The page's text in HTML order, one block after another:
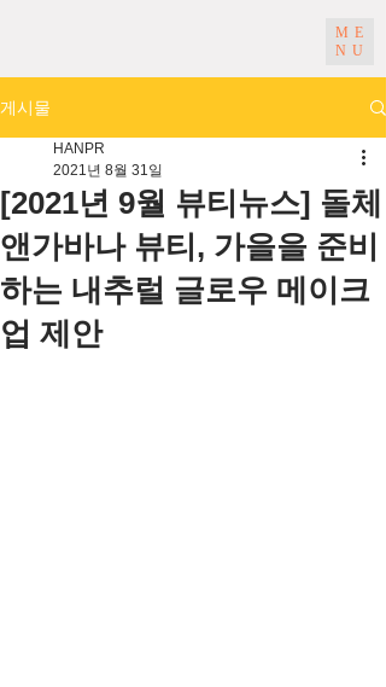
ME
NU
게시물
[2021년 9월 뷰티뉴스] 돌체
앤가바나 뷰티, 가을을 준비
하는 내추럴 글로우 메이크
업 제안
HANPR
2021년 8월 31일